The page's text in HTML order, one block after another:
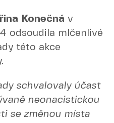
Konečná v
odsoudila mlčenlivé
této akce
schvalovaly účast
neonacistickou
se změnou místa